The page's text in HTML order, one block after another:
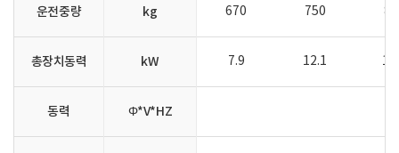
운전중량 kg 670 750
총장치동력 kW 7.9 12.1
동력 Φ*V*HZ